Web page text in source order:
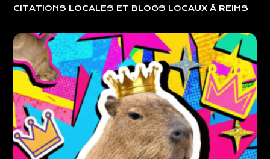
CITATIONS LOCALES ET BLOGS LOCAUX À REIMS